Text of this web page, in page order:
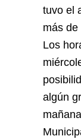
tuvo el
más
Los
algún